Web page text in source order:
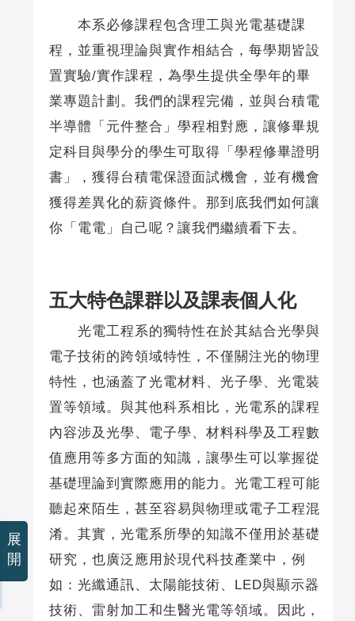
本系必修課程包含理工與光電基礎課
程，並重視理論與實作相結合，每學期皆設
置實驗/實作課程，為學生提供全學年的畢
業專題計劃。我們的課程完備，並與台積電
半導體「元件整合」學程相對應，讓修畢規
定科目與學分的學生可取得「學程修畢證明
書」，獲得台積電保證面試機會，並有機會
獲得差異化的薪資條件。那到底我們如何讓
你「電電」自己呢？讓我們繼續看下去。
五大特色課群以及課表個人化
光電工程系的獨特性在於其結合光學與
電子技術的跨領域特性，不僅關注光的物理
特性，也涵蓋了光電材料、光子學、光電裝
置等領域。與其他科系相比，光電系的課程
內容涉及光學、電子學、材料科學及工程數
值應用等多方面的知識，讓學生可以掌握從
基礎理論到實際應用的能力。光電工程可能
聽起來陌生，甚至容易與物理或電子工程混
淆。其實，光電系所學的知識不僅用於基礎
研究，也廣泛應用於現代科技產業中，例
如：光纖通訊、太陽能技術、LED與顯示器
技術、雷射加工和生醫光電等領域。因此，
展
開